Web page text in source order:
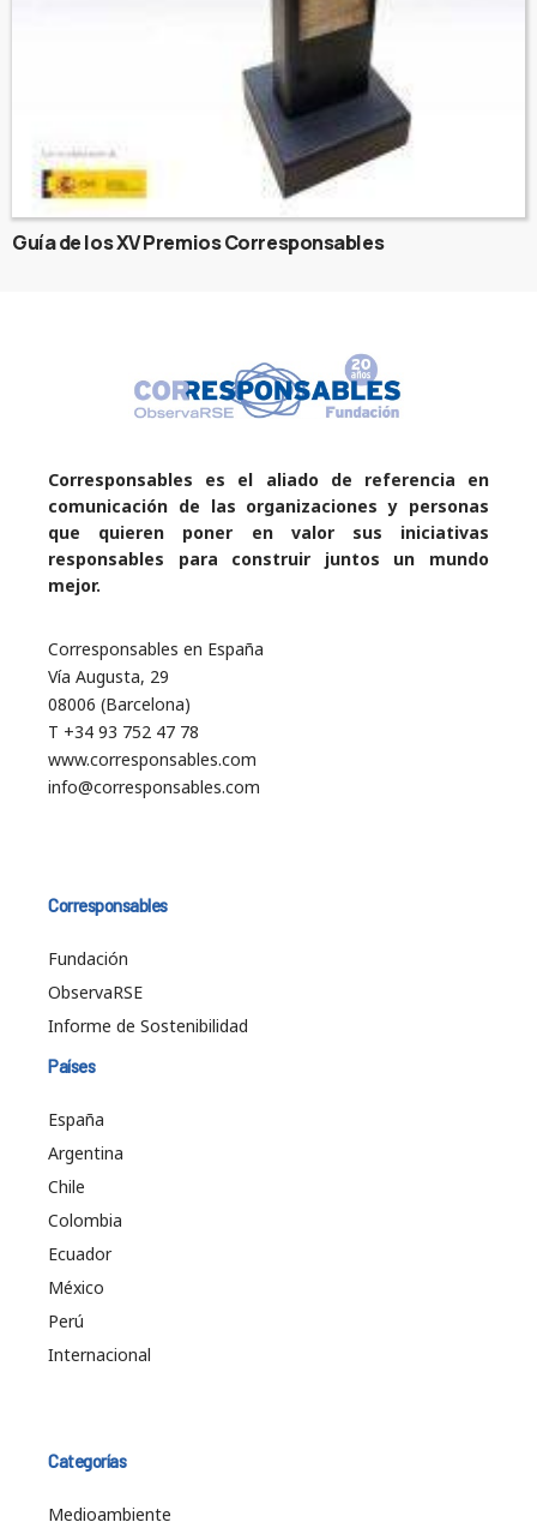
Guía de los XV Premios Corresponsables
Corresponsables es el aliado de referencia en
comunicación de las organizaciones y personas
que quieren poner en valor sus iniciativas
responsables para construir juntos un mundo
mejor.
Corresponsables en España
Vía Augusta, 29
08006 (Barcelona)
T +34 93 752 47 78
www.corresponsables.com
info@corresponsables.com
Corresponsables
Fundación
ObservaRSE
Informe de Sostenibilidad
Países
España
Argentina
Chile
Colombia
Ecuador
México
Perú
Internacional
Categorías
Medioambiente